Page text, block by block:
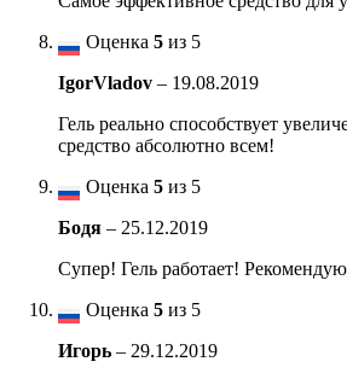
Оценка 5 из 5
IgorVladov – 19.08.2019
Гель реально способствует
средство абсолютно всем!
Оценка 5 из 5
Бодя – 25.12.2019
Супер! Гель работает!
Оценка 5 из 5
Игорь – 29.12.2019